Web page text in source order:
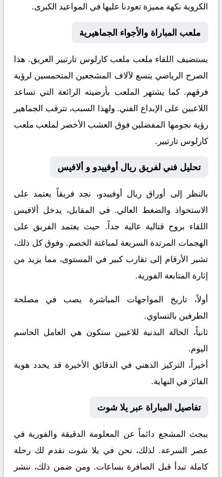
الكروية نكهة مميزة تعودنا عليها في المواعيد الكبرى.
ملعب المباراة والأجواء الجماهيرية
يستضيف اللقاء ملعب ملعب كارلوس تارتيير العريق. هذا
الصرح الرياضي يتسع لآلاف المشجعين المتحمسين لرؤية
فرقهم. كما يشتهر الملعب بأرضيته الرائعة التي تساعد
اللاعبين على الإبداع الفني. ولهذا السبب، تترقب الجماهير
رؤية نجومها المفضلين فوق العشب الأخضر لملعب ملعب
كارلوس تارتيير.
تحليل فني لفريق ريال أوفييدو و ألافيس
بالنظر إلى أوراقريال أوفييدو، نجد فريقاً يعتمد على
الاستحواذ والضغط العالي. في المقابل، يدخل ألافيس
اللقاء بروح قتالية عالية جداً. حيث يعتمد الفريق على
الهجمات المرتدة السريعة لمباغتة الخصم. وفوق كل ذلك،
تشير الأرقام إلى تقارب كبير في المستوى، مما يزيد من
إثارة المتابعة الفورية.
أولاً، تاريخ المواجهات المباشرة يصب في مصلحة
الطرفين بالتساوي.
ثانياً، الحالة البدنية للاعبين ستكون هي العامل الحاسم
اليوم.
أخيراً، التركيز الذهني في الدقائق الأخيرة قد يحدد هوية
الفائز في النهاية.
تفاصيل المباراة عبر يلا شوت
يبحث المشجع دائماً عن المعلومة الدقيقة والفورية في
عصر السرعة. لذلك، نحن في يلا شوت نقدم لك رحلة
كاملة تبدأ قبل الصافرة بساعات. ومن ضمن ذلك، ننشر